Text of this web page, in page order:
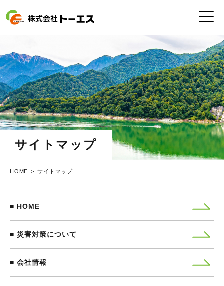
サイトマップ
HOME サイトマップ
HOME
災害対策について
会社情報